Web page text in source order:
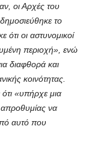
οι Αρχές του
το
ότι οι αστυνομικοί
περιοχή», ενώ
διαφθορά και
κοινότητας.
«υπήρχε μια
απροθυμίας να
αυτό που